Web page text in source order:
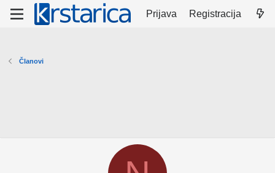
Prijava Registracija
Članovi